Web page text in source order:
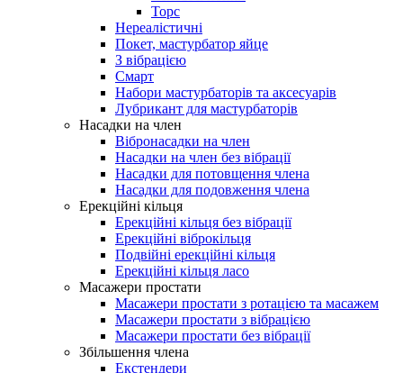
Торс
Нереалістичні
Покет, мастурбатор яйце
З вібрацією
Смарт
Набори мастурбаторів та аксесуарів
Лубрикант для мастурбаторів
Насадки на член
Вібронасадки на член
Насадки на член без вібрації
Насадки для потовщення члена
Насадки для подовження члена
Ерекційні кільця
Ерекційні кільця без вібрації
Ерекційні віброкільця
Подвійні ерекційні кільця
Ерекційні кільця ласо
Масажери простати
Масажери простати з ротацією та масажем
Масажери простати з вібрацією
Масажери простати без вібрації
Збільшення члена
Екстендери